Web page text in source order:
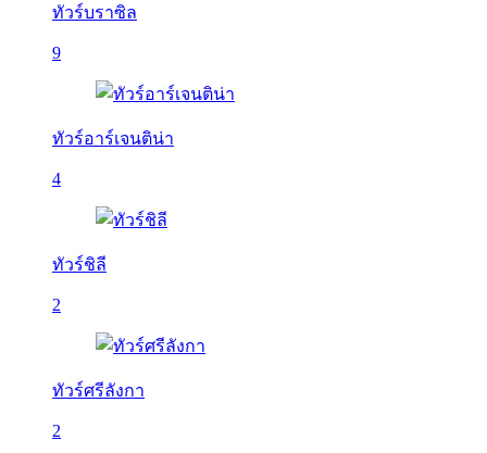
ทัวร์บราซิล
9
ทัวร์อาร์เจนติน่า
4
ทัวร์ชิลี
2
ทัวร์ศรีลังกา
2